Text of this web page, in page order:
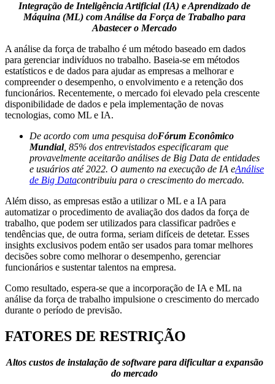
Integração de Inteligência Artificial (IA) e Aprendizado de
Máquina (ML) com Análise da Força de Trabalho para
Abastecer o Mercado
A análise da força de trabalho é um método baseado em dados
para gerenciar indivíduos no trabalho. Baseia-se em métodos
estatísticos e de dados para ajudar as empresas a melhorar e
compreender o desempenho, o envolvimento e a retenção dos
funcionários. Recentemente, o mercado foi elevado pela crescente
disponibilidade de dados e pela implementação de novas
tecnologias, como ML e IA.
De acordo com uma pesquisa doFórum Econômico
Mundial, 85% dos entrevistados especificaram que
provavelmente aceitarão análises de Big Data de entidades
e usuários até 2022. O aumento na execução de IA eAnálise
de Big Datacontribuiu para o crescimento do mercado.
Além disso, as empresas estão a utilizar o ML e a IA para
automatizar o procedimento de avaliação dos dados da força de
trabalho, que podem ser utilizados para classificar padrões e
tendências que, de outra forma, seriam difíceis de detetar. Esses
insights exclusivos podem então ser usados ​​para tomar melhores
decisões sobre como melhorar o desempenho, gerenciar
funcionários e sustentar talentos na empresa.
Como resultado, espera-se que a incorporação de IA e ML na
análise da força de trabalho impulsione o crescimento do mercado
durante o período de previsão.
FATORES DE RESTRIÇÃO
Altos custos de instalação de software para dificultar a expansão
do mercado